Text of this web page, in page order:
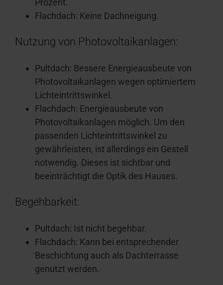
Prozent.
Flachdach: Keine Dachneigung.
Nutzung von Photovoltaikanlagen:
Pultdach: Bessere Energieausbeute von
Photovoltaikanlagen wegen optimiertem
Lichteintrittswinkel.
Flachdach: Energieausbeute von
Photovoltaikanlagen möglich. Um den
passenden Lichteintrittswinkel zu
gewährleisten, ist allerdings ein Gestell
notwendig. Dieses ist sichtbar und
beeinträchtigt die Optik des Hauses.
Begehbarkeit:
Pultdach: Ist nicht begehbar.
Flachdach: Kann bei entsprechender
Beschichtung auch als Dachterrasse
genutzt werden.